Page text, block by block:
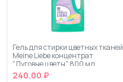
Гель для стирки цветных тканей
Meine Liebe концентрат
"Луговые цветы" 800 мл
240.00 ₽